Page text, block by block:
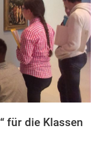
für die Klassen